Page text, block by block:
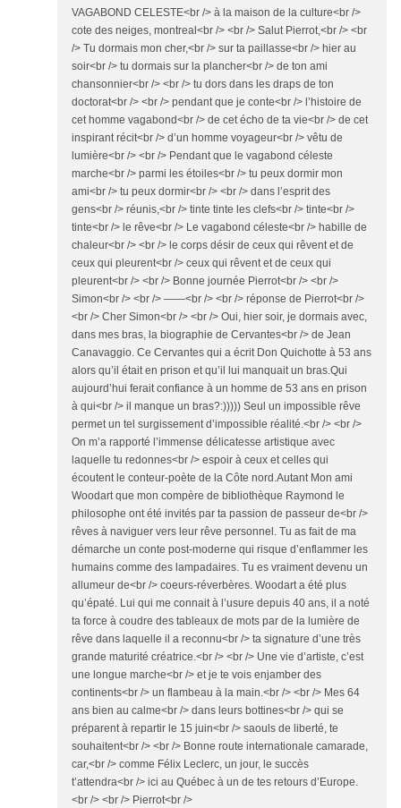
VAGABOND CELESTE<br /> à la maison de la culture<br />
cote des neiges, montreal<br /> <br /> Salut Pierrot,<br /> <br
/> Tu dormais mon cher,<br /> sur ta paillasse<br /> hier au
soir<br /> tu dormais sur la plancher<br /> de ton ami
chansonnier<br /> <br /> tu dors dans les draps de ton
doctorat<br /> <br /> pendant que je conte<br /> l’histoire de
cet homme vagabond<br /> de cet écho de ta vie<br /> de cet
inspirant récit<br /> d’un homme voyageur<br /> vêtu de
lumière<br /> <br /> Pendant que le vagabond céleste
marche<br /> parmi les étoiles<br /> tu peux dormir mon
ami<br /> tu peux dormir<br /> <br /> dans l’esprit des
gens<br /> réunis,<br /> tinte tinte les clefs<br /> tinte<br />
tinte<br /> le rêve<br /> Le vagabond céleste<br /> habille de
chaleur<br /> <br /> le corps désir de ceux qui rêvent et de
ceux qui pleurent<br /> ceux qui rêvent et de ceux qui
pleurent<br /> <br /> Bonne journée Pierrot<br /> <br />
Simon<br /> <br /> ——<br /> <br /> réponse de Pierrot<br />
<br /> Cher Simon<br /> <br /> Oui, hier soir, je dormais avec,
dans mes bras, la biographie de Cervantes<br /> de Jean
Canavaggio. Ce Cervantes qui a écrit Don Quichotte à 53 ans
alors qu’il était en prison et qu’il lui manquait un bras.Qui
aujourd’hui ferait confiance à un homme de 53 ans en prison
à qui<br /> il manque un bras?:))))) Seul un impossible rêve
permet un tel surgissement d’impossible réalité.<br /> <br />
On m’a rapporté l’immense délicatesse artistique avec
laquelle tu redonnes<br /> espoir à ceux et celles qui
écoutent le conteur-poète de la Côte nord.Autant Mon ami
Woodart que mon compère de bibliothèque Raymond le
philosophe ont été invités par ta passion de passeur de<br />
rêves à naviguer vers leur rêve personnel. Tu as fait de ma
démarche un conte post-moderne qui risque d’enflammer les
humains comme des lampadaires. Tu es vraiment devenu un
allumeur de<br /> coeurs-réverbères. Woodart a été plus
qu’épaté. Lui qui me connait à l’usure depuis 40 ans, il a noté
ta force à coudre des tableaux de mots par de la lumière de
rêve dans laquelle il a reconnu<br /> ta signature d’une très
grande maturité créatrice.<br /> <br /> Une vie d’artiste, c’est
une longue marche<br /> et je te vois enjamber des
continents<br /> un flambeau à la main.<br /> <br /> Mes 64
ans bien au calme<br /> dans leurs bottines<br /> qui se
préparent à repartir le 15 juin<br /> saouls de liberté, te
souhaitent<br /> <br /> Bonne route internationale camarade,
car,<br /> comme Félix Leclerc, un jour, le succès
t’attendra<br /> ici au Québec à un de tes retours d’Europe.
<br /> <br /> Pierrot<br />